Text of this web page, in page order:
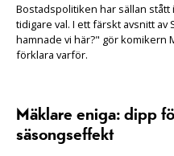
Bostadspolitiken har sällan
tidigare val. I ett färskt avsnitt av
hamnade vi här?" gör komikern
förklara varför.
Mäklare eniga: dipp
säsongseffekt